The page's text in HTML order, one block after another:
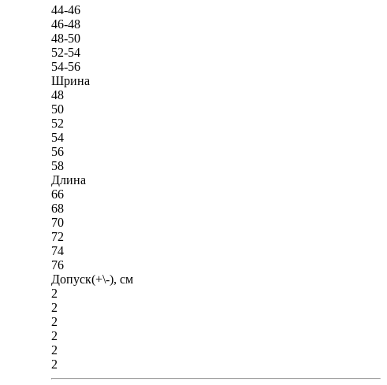
44-46
46-48
48-50
52-54
54-56
Шрина
48
50
52
54
56
58
Длина
66
68
70
72
74
76
Допуск(+\-), см
2
2
2
2
2
2